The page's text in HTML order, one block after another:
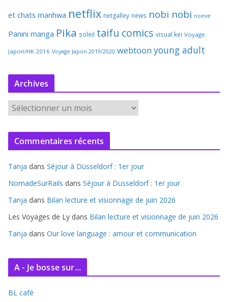
et chats manhwa netflix netgalley news nobi nobi noeve
Panini manga Pika soleil taifu comics visual kei Voyage
Japon/HK 2016 Voyage Japon 2019/2020 webtoon young adult
Archives
r
c
v
e
Commentaires récents
Tanja dans Séjour à Düsseldorf : 1er jour
NomadeSurRails dans Séjour à Düsseldorf : 1er jour
Tanja dans Bilan lecture et visionnage de juin 2026
Les Voyages de Ly dans Bilan lecture et visionnage de juin 2026
Tanja dans Our love language : amour et communication
A - Je bosse sur...
BL café